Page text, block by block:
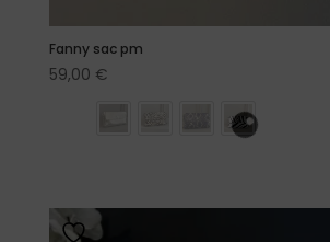
Fanny sac pm
59,00 €